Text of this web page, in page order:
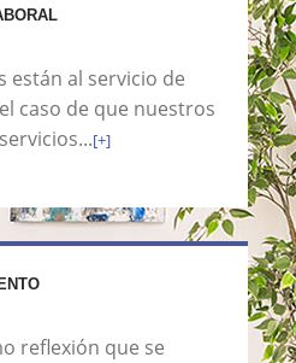
están al servicio de
caso de que nuestros
[+]
reflexión que se